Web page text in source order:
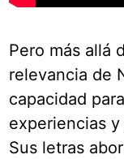
Pero más allá
relevancia de
capacidad
experiencias
Sus letras